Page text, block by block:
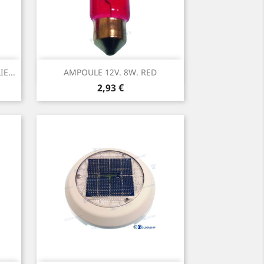
AMPOULE 12V. 8W. RED
Prix
2,93 €
Aperçu rapide